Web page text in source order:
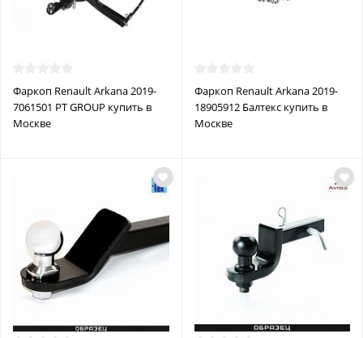
Фаркоп Renault Arkana 2019-
7061501 PT GROUP купить в
Москве
Фаркоп Renault Arkana 2019-
18905912 Балтекс купить в
Москве